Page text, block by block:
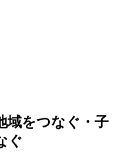
域をつなぐ・子
ぐ